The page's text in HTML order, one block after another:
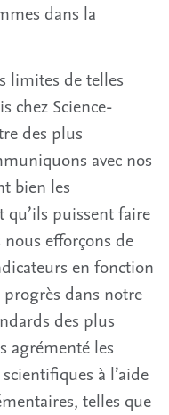
dans la
limites de telles
chez Science-
des plus
avec nos
bien les
qu’ils puissent faire
efforçons de
en fonction
progrès dans notre
des plus
agrémenté les
à l’aide
telles que